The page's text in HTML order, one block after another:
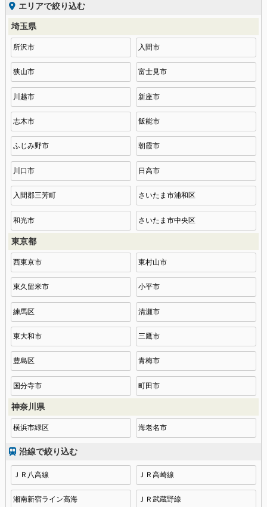
エリアで絞り込む
埼玉県
所沢市 入間市
狭山市 富士見市
川越市 新座市
志木市 飯能市
ふじみ野市 朝霞市
川口市 日高市
入間郡三芳町 さいたま市浦和区
和光市 さいたま市中央区
東京都
西東京市 東村山市
東久留米市 小平市
練馬区 清瀬市
東大和市 三鷹市
豊島区 青梅市
国分寺市 町田市
神奈川県
横浜市緑区 海老名市
沿線で絞り込む
ＪＲ八高線 ＪＲ高崎線
湘南新宿ライン高海 ＪＲ武蔵野線